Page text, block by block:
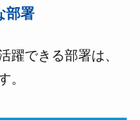
部署
躍できる部署は、
。